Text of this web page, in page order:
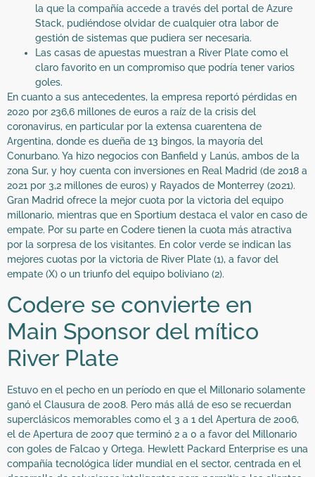
la que la compañía accede a través del portal de Azure
Stack, pudiéndose olvidar de cualquier otra labor de
gestión de sistemas que pudiera ser necesaria.
Las casas de apuestas muestran a River Plate como el
claro favorito en un compromiso que podría tener varios
goles.
En cuanto a sus antecedentes, la empresa reportó pérdidas en
2020 por 236,6 millones de euros a raíz de la crisis del
coronavirus, en particular por la extensa cuarentena de
Argentina, donde es dueña de 13 bingos, la mayoría del
Conurbano. Ya hizo negocios con Banfield y Lanús, ambos de la
zona Sur, y hoy cuenta con inversiones en Real Madrid (de 2018 a
2021 por 3,2 millones de euros) y Rayados de Monterrey (2021).
Gran Madrid ofrece la mejor cuota por la victoria del equipo
millonario, mientras que en Sportium destaca el valor en caso de
empate. Por su parte en Codere tienen la cuota más atractiva
por la sorpresa de los visitantes. En color verde se indican las
mejores cuotas por la victoria de River Plate (1), a favor del
empate (X) o un triunfo del equipo boliviano (2).
Codere se convierte en
Main Sponsor del mítico
River Plate
Estuvo en el pecho en un período en que el Millonario solamente
ganó el Clausura de 2008. Pero más allá de eso se recuerdan
superclásicos memorables como el 3 a 1 del Apertura de 2006,
el de Apertura de 2007 que terminó 2 a 0 a favor del Millonario
con goles de Falcao y Ortega. Hewlett Packard Enterprise es una
compañía tecnológica líder mundial en el sector, centrada en el